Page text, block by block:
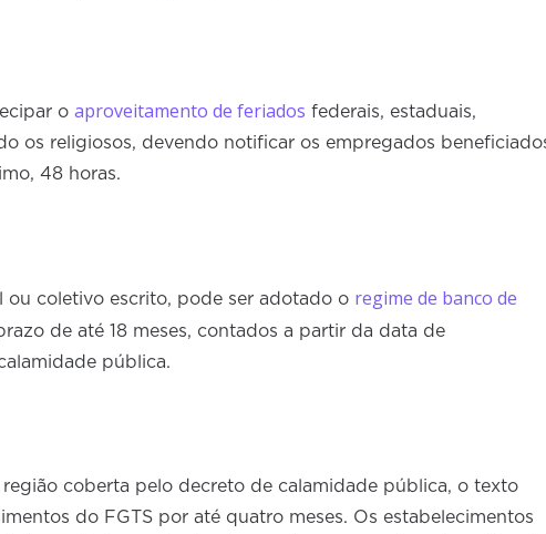
o aproveitamento de feriados federais, estaduais,
os religiosos, devendo notificar os empregados
48 horas.
ou coletivo escrito, pode ser adotado o regime de banco de
de até 18 meses, contados a partir da data de
pública.
região coberta pelo decreto de calamidade pública, o texto
do FGTS por até quatro meses. Os estabelecimentos